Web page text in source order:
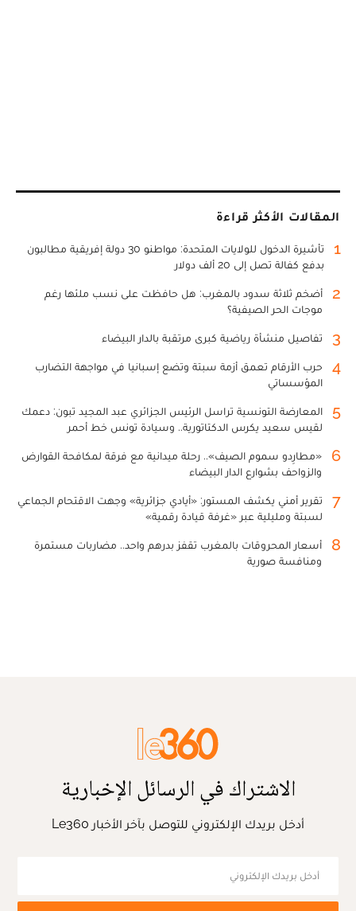
المقالات الأكثر قراءة
1
تأشيرة الدخول للولايات المتحدة: مواطنو 30 دولة إفريقية مطالبون
بدفع كفالة تصل إلى 20 ألف دولار
2
أضخم ثلاثة سدود بالمغرب: هل حافظت على نسب ملئها رغم
موجات الحر الصيفية؟
3 تفاصيل منشأة رياضية كبرى مرتقبة بالدار البيضاء
4
حرب الأرقام تعمق أزمة سبتة وتضع إسبانيا في مواجهة التضارب
المؤسساتي
5
المعارضة التونسية تراسل الرئيس الجزائري عبد المجيد تبون: دعمك
لقيس سعيد يكرس الدكتاتورية.. وسيادة تونس خط أحمر
6
«مطارِدو سموم الصيف».. رحلة ميدانية مع فرقة لمكافحة القوارض
والزواحف بشوارع الدار البيضاء
7
تقرير أمني يكشف المستور: «أيادي جزائرية» وجهت الاقتحام الجماعي
لسبتة ومليلية عبر «غرفة قيادة رقمية»
8
أسعار المحروقات بالمغرب تقفز بدرهم واحد.. مضاربات مستمرة
ومنافسة صورية
الاشتراك في الرسائل الإخبارية
أدخل بريدك الإلكتروني للتوصل بآخر الأخبار Le360